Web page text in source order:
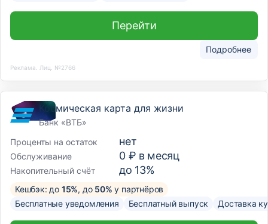
Подробнее
Перейти
Реклама. Лиц. №2766
Космическая карта для жизни
Банк «ВТБ»
Проценты на остаток
нет
Обслуживание 0 ₽ в месяц
Накопительный счёт до 13%
Кешбэк: до 15%, до 50% у партнёров
Бесплатные уведомления
Бесплатный выпуск Доставка